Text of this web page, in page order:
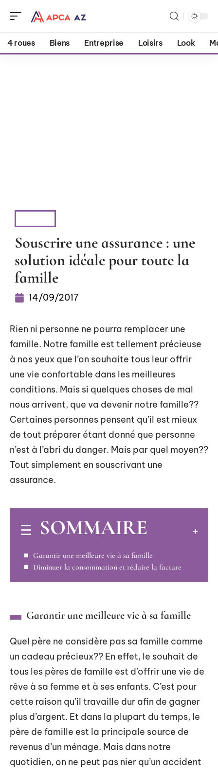
4 roues Biens Entreprise Loisirs Look
Souscrire une assurance : une
solution idéale pour toute la
famille
14/09/2017
Rien ni personne ne pourra remplacer une
famille. Notre famille est tellement précieuse
à nos yeux que l’on souhaite tous leur offrir
une vie confortable dans les meilleures
conditions. Mais si quelques choses de mal
nous arrivent, que va devenir notre famille??
Certaines personnes pensent qu’il est mieux
de tout préparer étant donné que personne
n’est à l’abri du danger. Mais par quel moyen??
Tout simplement en souscrivant une
assurance.
SOMMAIRE
Garantir une meilleure vie à sa famille
Diminuer la consommation et réduire la facture
Garantir une meilleure vie à sa famille
Quel père ne considère pas sa famille comme
un cadeau précieux?? En effet, le souhait de
tous les pères de famille est d’offrir une vie de
rêve à sa femme et à ses enfants. C’est pour
cette raison qu’il travaille dur afin de gagner
plus d’argent. Et dans la plupart du temps, le
père de famille est la principale source de
revenus d’un ménage. Mais dans notre
quotidien, on ne peut pas nier qu’un accident